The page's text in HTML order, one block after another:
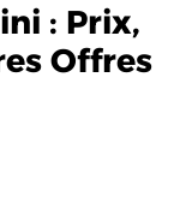
: Prix,
Offres